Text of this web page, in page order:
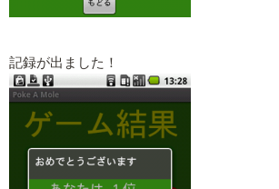
記録が出ました！